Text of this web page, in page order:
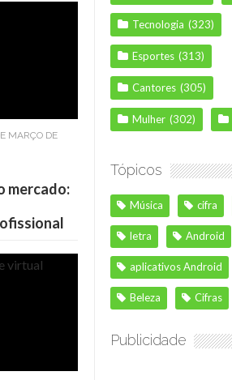
MARÇO DE
mercado:
Tecnologia (323)
Esportes (313)
Cantores (305)
Mulher (302)
Tópicos
Música cifra
letra Android
aplicativos Android
Beleza Cifras
Publicidade